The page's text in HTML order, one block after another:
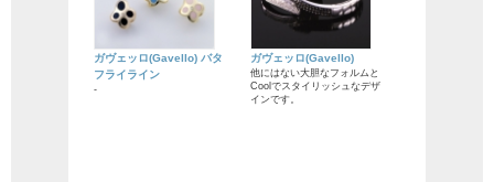
ガヴェッロ(Gavello) バタ
フライライン
-
ガヴェッロ(Gavello)
他にはない大胆なフォルムと
Coolでスタイリッシュなデザ
インです。